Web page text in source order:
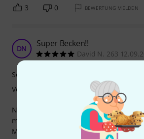
3 0 BEWERTUNG MELDEN
DN Super Becken!!
David N. 263
Nach anfänglicher fixierung auf die
mir später beim stöbern durch das
Mehmet Samatya Cymbal Set ins Auge.
Sound
Verarbeitung